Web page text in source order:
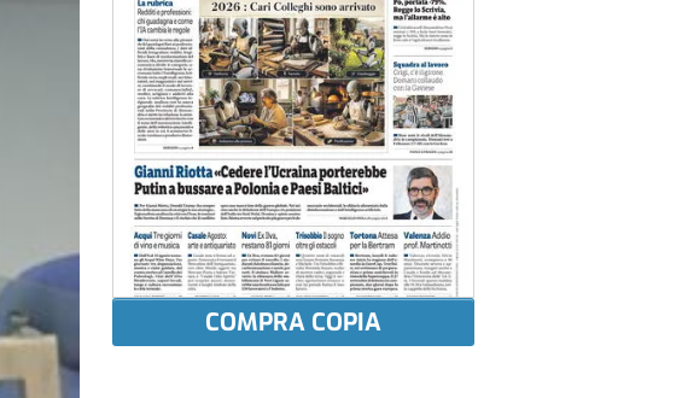
COMPRA COPIA